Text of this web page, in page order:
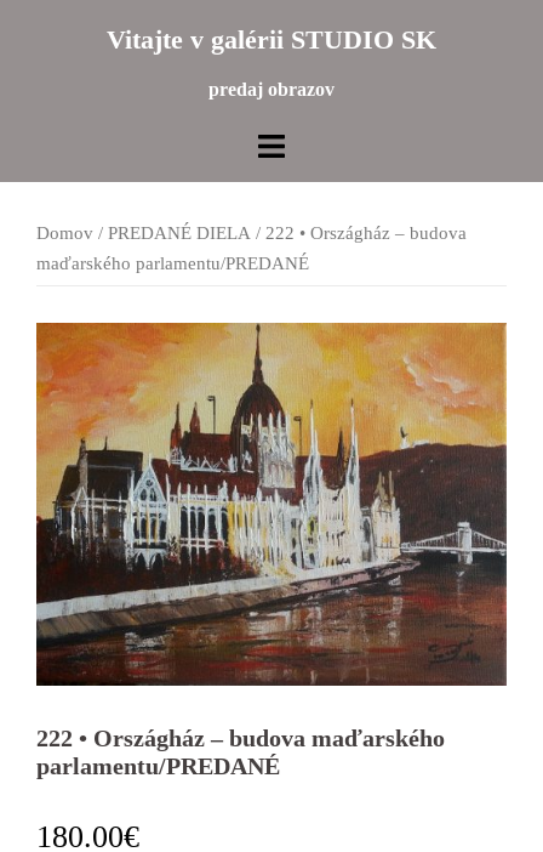
Vitajte v galérii STUDIO SK
predaj obrazov
Domov / PREDANÉ DIELA / 222 • Országház – budova
maďarského parlamentu/PREDANÉ
222 • Országház – budova maďarského
parlamentu/PREDANÉ
180.00€